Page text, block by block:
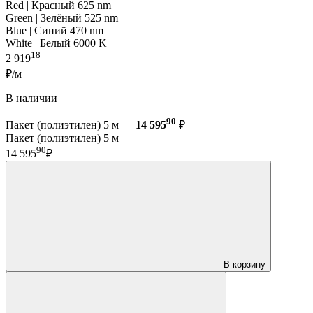
Red | Красный 625 nm
Green | Зелёный 525 nm
Blue | Синий 470 nm
White | Белый 6000 K
2 91918
₽/м
В наличии
Пакет (полиэтилен) 5 м — 14 59590 ₽
Пакет (полиэтилен) 5 м
14 59590₽
В корзину